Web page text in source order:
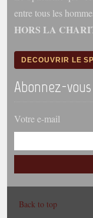
entre tous les
HORS LA
DECOUVRIR LE
Abonnez-
Votre e-mail
Back to top